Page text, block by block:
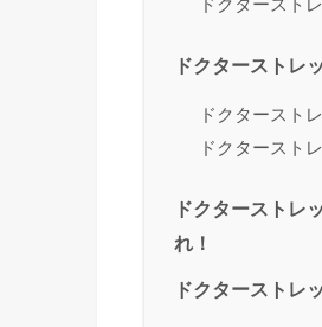
ドクターストレ
ドクタースト
ドクタースト
ドクターストレ
れ！
ドクターストレ